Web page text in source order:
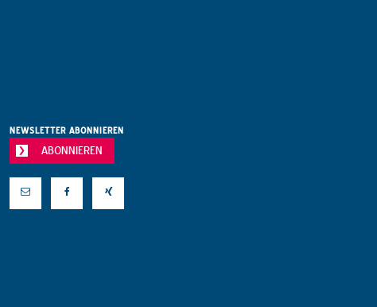
NEWSLETTER ABONNIEREN
ABONNIEREN